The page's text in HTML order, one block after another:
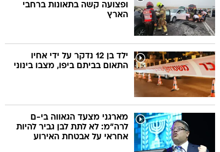
ופצועה קשה בתאונות ברחבי
הארץ
ילד בן 12 נדקר על ידי אחיו
התאום בביתם ביפו, מצבו בינוני
מארגני מצעד הגאווה בי-ם
לרה"מ: לא לתת לבן גביר להיות
אחראי על אבטחת האירוע